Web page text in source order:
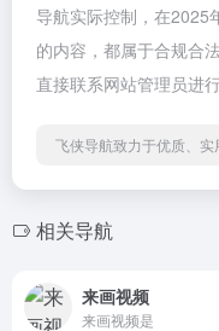
导航实际控制，在2025
的内容，都属于合规合
直接联系网站管理员进
飞侠导航致力于优质、实
相关导航
来画视频
来画视频是